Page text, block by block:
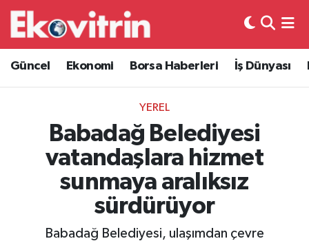
Güncel Ekonomi Borsa Haberleri İş Dünyası
YEREL
Babadağ Belediyesi
vatandaşlara hizmet
sunmaya aralıksız
sürdürüyor
Babadağ Belediyesi, ulaşımdan çevre
Güncel
Ekonomi
Borsa Haberleri
İş Dünyası
Lojistik
Otovitrin
Hava Durumu
Trafik Durumu
Süper Lig Puan Durumu ve Fikstür
Tüm Manşetler
Son Dakika Haberleri
Haber Arşivi